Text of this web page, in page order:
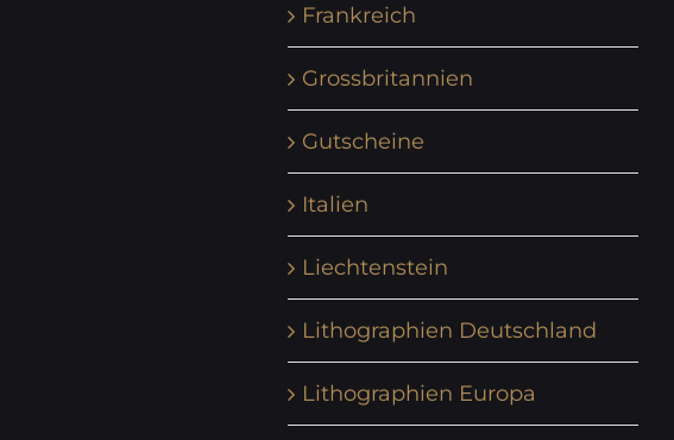
Frankreich
Grossbritannien
Gutscheine
Italien
Liechtenstein
Lithographien Deutschland
Lithographien Europa